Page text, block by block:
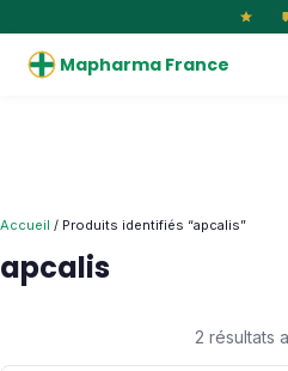
Mapharma France
Accueil / Produits identifiés “apcalis”
apcalis
2 résultats